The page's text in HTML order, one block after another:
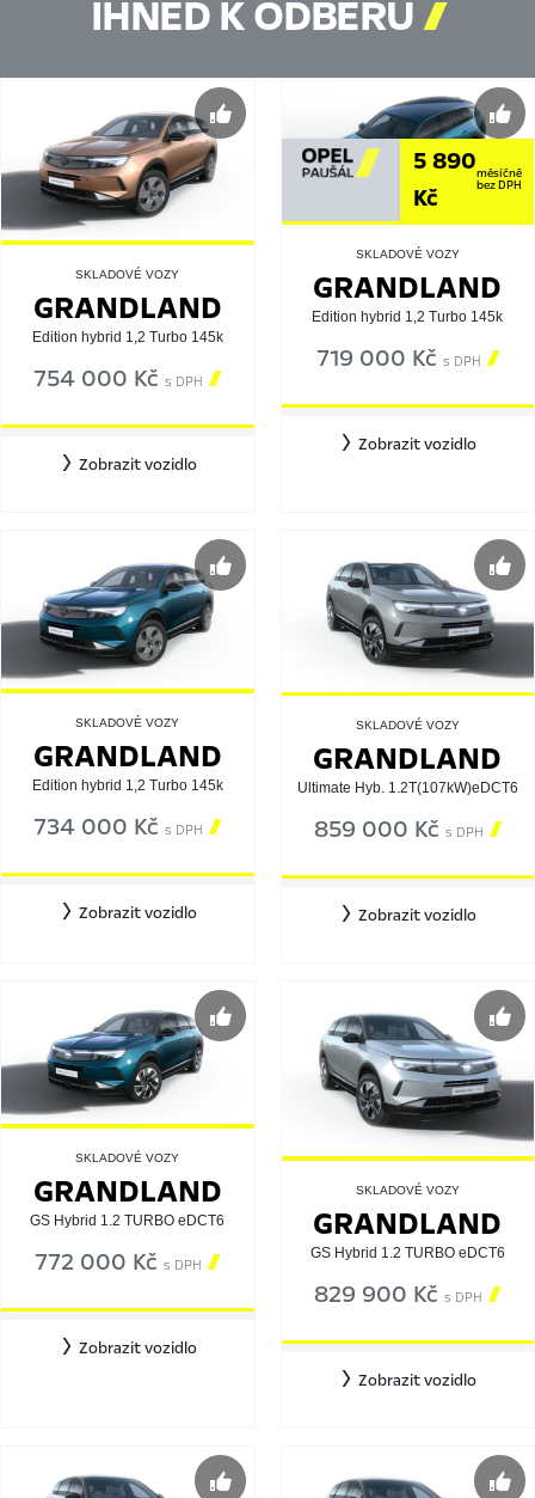
IHNED K ODBĚRU
SKLADOVÉ VOZY
GRANDLAND
Edition hybrid 1,2 Turbo 145k
754 000 Kčs DPH 
Zobrazit vozidlo
5 890
Kč
měsíčně
bez DPH
SKLADOVÉ VOZY
GRANDLAND
Edition hybrid 1,2 Turbo 145k
719 000 Kč s DPH 
Zobrazit vozidlo
SKLADOVÉ VOZY
GRANDLAND
Edition hybrid 1,2 Turbo 145k
734 000 Kčs DPH 
Zobrazit vozidlo
SKLADOVÉ VOZY
GRANDLAND
Ultimate Hyb. 1.2T(107kW)eDCT6
859 000 Kč s DPH 
Zobrazit vozidlo
SKLADOVÉ VOZY
GRANDLAND
GS Hybrid 1.2 TURBO eDCT6
772 000 Kčs DPH 
Zobrazit vozidlo
SKLADOVÉ VOZY
GRANDLAND
GS Hybrid 1.2 TURBO eDCT6
829 900 Kčs DPH 
Zobrazit vozidlo